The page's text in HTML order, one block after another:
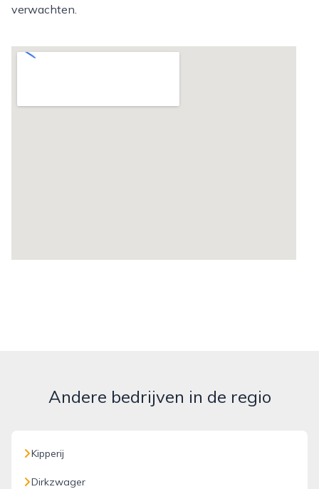
verwachten.
Andere bedrijven in de regio
Kipperij
Dirkzwager